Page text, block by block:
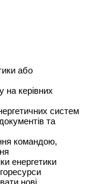
або
на керівних
систем
та
командою,
енергетики